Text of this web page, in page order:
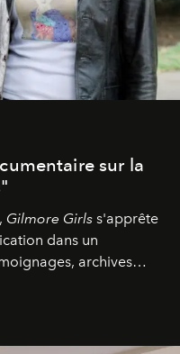
sur la
Gilmore Girls s'apprête
dans un
archives
d'un phénomène